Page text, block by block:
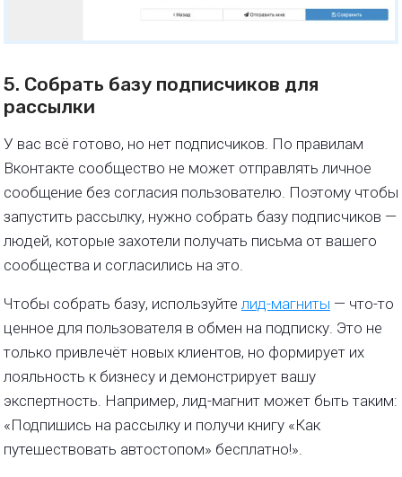
5. Собрать базу подписчиков для
рассылки
У вас всё готово, но нет подписчиков. По правилам
Вконтакте сообщество не может отправлять личное
сообщение без согласия пользователю. Поэтому чтобы
запустить рассылку, нужно собрать базу подписчиков —
людей, которые захотели получать письма от вашего
сообщества и согласились на это.
Чтобы собрать базу, используйте лид-магниты — что-то
ценное для пользователя в обмен на подписку. Это не
только привлечёт новых клиентов, но формирует их
лояльность к бизнесу и демонстрирует вашу
экспертность. Например, лид-магнит может быть таким:
«Подпишись на рассылку и получи книгу «Как
путешествовать автостопом» бесплатно!».